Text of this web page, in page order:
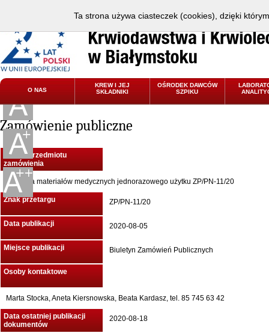
O NAS
KREW I JEJ
SKŁADNIKI
OŚRODEK DAWCÓW
SZPIKU
Zamówienie publiczne
Nazwa przedmiotu
zamówienia
Dostawa materiałów medycznych jednorazowego użytku ZP/PN-11/20
Znak przetargu ZP/PN-11/20
Data publikacji 2020-08-05
Miejsce publikacji Biuletyn Zamówień Publicznych
Osoby kontaktowe
Marta Stocka, Aneta Kiersnowska, Beata Kardasz, tel. 85 745 63 42
Data ostatniej publikacji
dokumentów
2020-08-18
Ta strona używa ciasteczek (cookies), dzięki